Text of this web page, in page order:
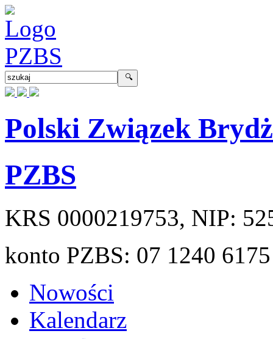
Polski Związek
PZBS
KRS 0000219753, NIP:
konto PZBS: 07 1240
Nowości
Kalendarz